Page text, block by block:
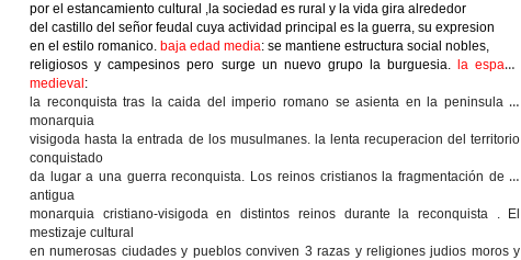
por el estancamiento cultural ,la sociedad es rural y la vida gira alrededor
del castillo del señor feudal cuya actividad principal es la guerra, su expresion
en el estilo romanico. baja edad media: se mantiene estructura social nobles,
religiosos y campesinos pero surge un nuevo grupo la burguesia.
la españa
medieval :
la reconquistatras la caida del imperio romano se asienta en la peninsula la
monarquia
visigoda hasta la entrada de los musulmanes. la lenta recuperacion del territorio
conquistado
da lugar a una guerra reconquista. Los reinos cristianos la fragmentación de la
antigua
monarquia cristiano-visigoda en distintos reinos durante la reconquista .
El
mestizaje cultural
en numerosas ciudades y pueblos conviven 3 razas y religiones judios moros y